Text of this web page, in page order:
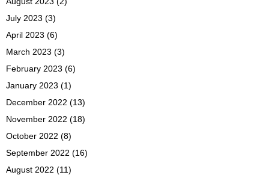
July 2023 (3)
April 2023 (6)
March 2023 (3)
February 2023 (6)
January 2023 (1)
December 2022 (13)
November 2022 (18)
October 2022 (8)
September 2022 (16)
August 2022 (11)